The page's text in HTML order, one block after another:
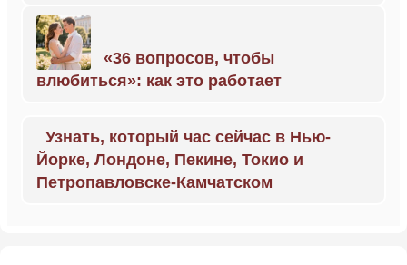
«36 вопросов, чтобы
влюбиться»: как это работает
Узнать, который час сейчас в Нью-
Йорке, Лондоне, Пекине, Токио и
Петропавловске-Камчатском